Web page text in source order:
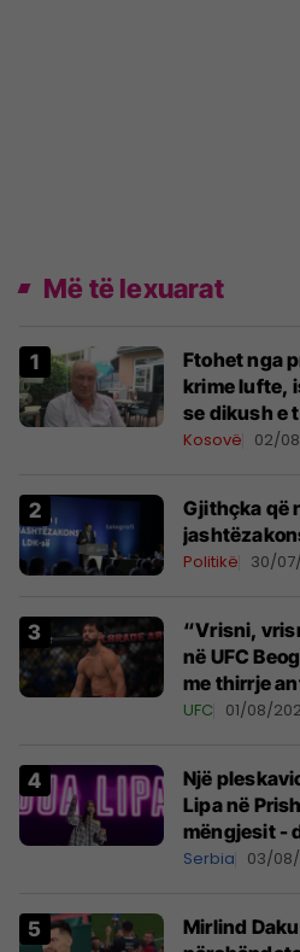
Më të lexuarat
Ftohet nga
krime lufte,
se dikush e
Kosovë 02/
Gjithçka që
Politikë 30/
“Vrisni,
në UFC
me thirrje
tribunat
UFC 01/08/
Një
Lipa në
mëngjesit -
shpall
Serbia 03/
Mirlind